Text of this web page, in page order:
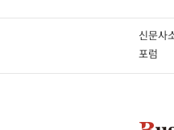
신문
포